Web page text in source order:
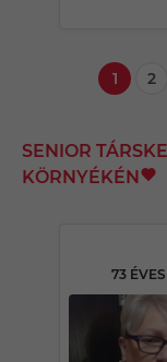
1 2
SENIOR
KÖRNYÉKÉN
73